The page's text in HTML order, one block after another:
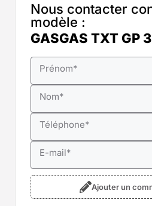
Nous contacter
modèle :
GASGAS TXT GP
Prénom*
Nom*
Téléphone*
E-mail*
Ajouter un